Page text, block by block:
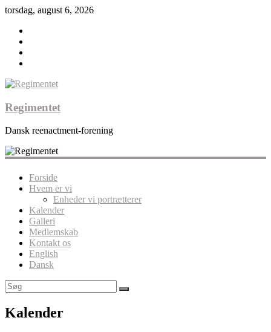
torsdag, august 6, 2026
Regimentet
Dansk reenactment-forening
Forside
Hvem er vi
Enheder vi portrætterer
Kalender
Galleri
Medlemskab
Kontakt os
English
Dansk
Kalender